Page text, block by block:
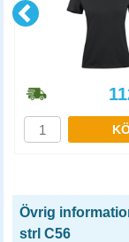
Övrig
strl C56